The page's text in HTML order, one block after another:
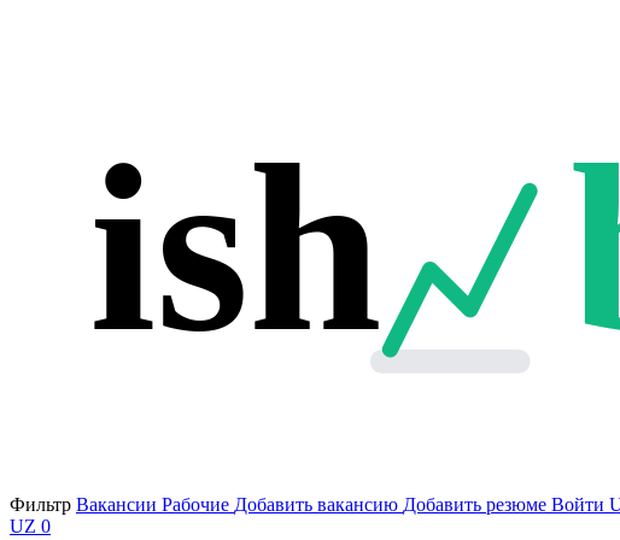
ish
Фильтр Вакансии Рабочие Добавить вакансию Добавить резюме Войти
UZ 0